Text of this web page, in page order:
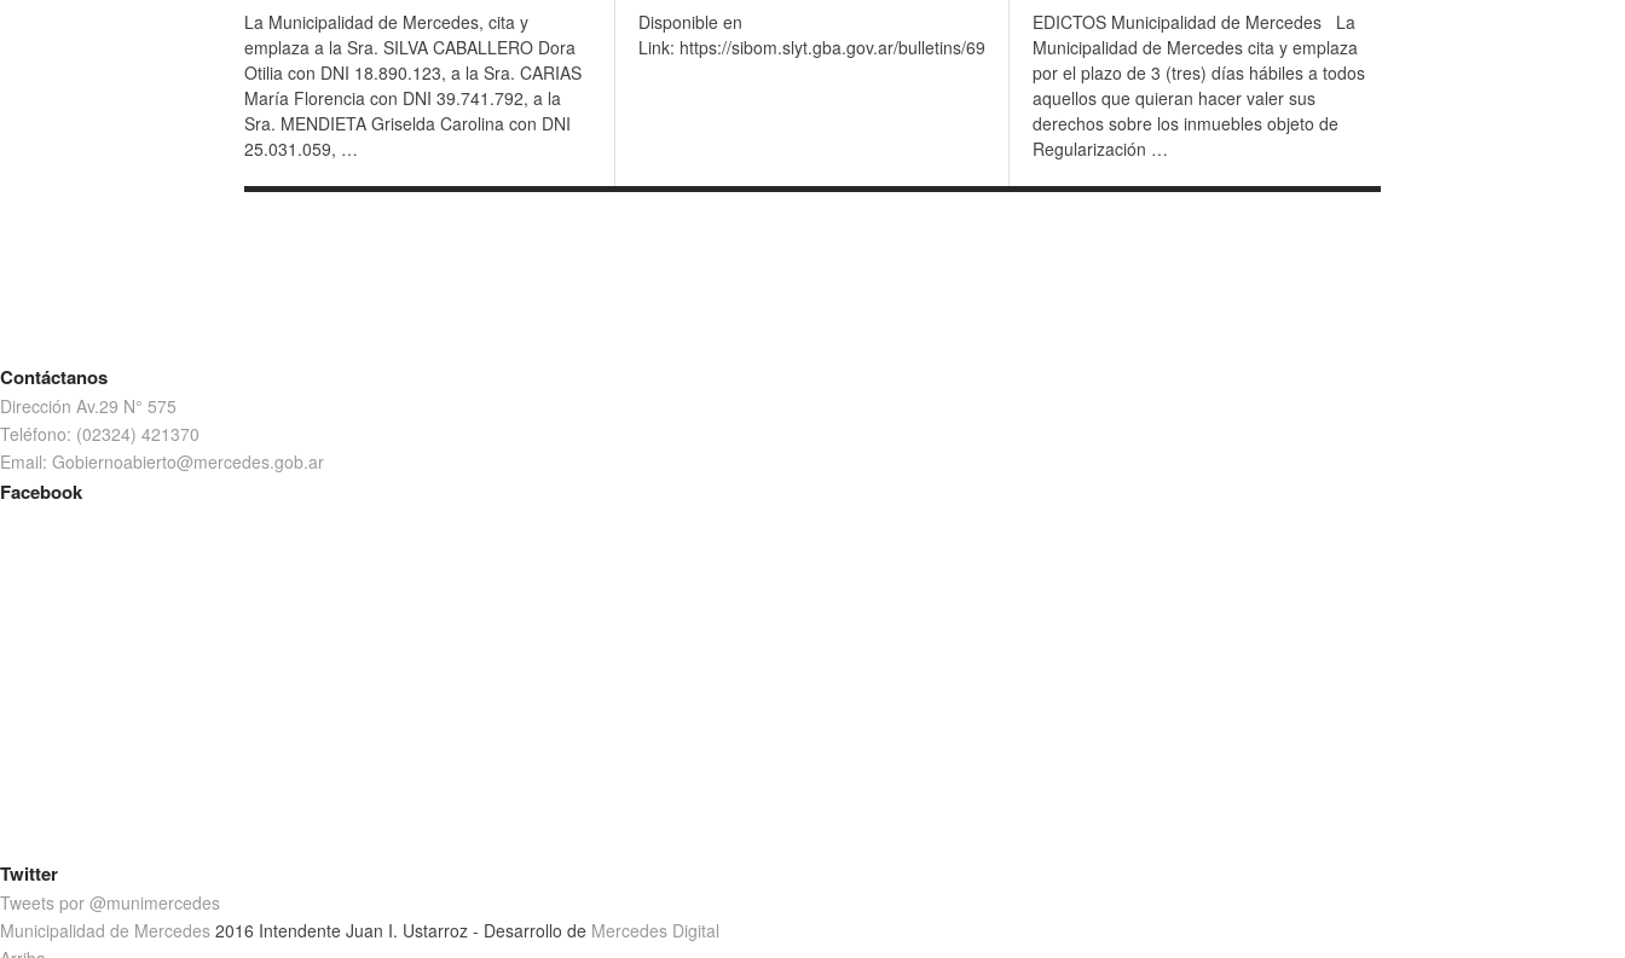
La Municipalidad de Mercedes, cita y
emplaza a la Sra. SILVA CABALLERO Dora
Otilia con DNI 18.890.123, a la Sra. CARIAS
María Florencia con DNI 39.741.792, a la
Sra. MENDIETA Griselda Carolina con DNI
25.031.059, …
Disponible en
Link: https://sibom.slyt.gba.gov.ar/bulletins/6971?
EDICTOS Municipalidad de Mercedes La
Municipalidad de Mercedes cita y emplaza
por el plazo de 3 (tres) días hábiles a todos
aquellos que quieran hacer valer sus
derechos sobre los inmuebles objeto de
Regularización …
Contáctanos
Dirección Av.29 N° 575
Teléfono: (02324) 421370
Email: Gobiernoabierto@mercedes.gob.ar
Facebook
Twitter
Tweets por @munimercedes
Municipalidad de Mercedes 2016 Intendente Juan I. Ustarroz - Desarrollo de Mercedes Digital